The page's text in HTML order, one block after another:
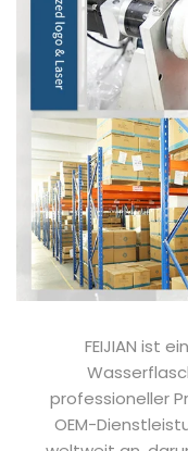
FEIJIAN ist
professioneller
OEM-